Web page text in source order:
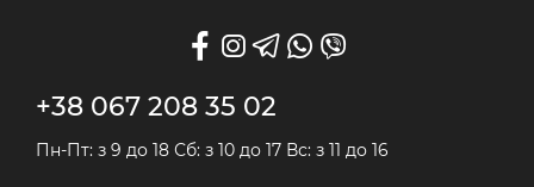
+38 067 208 35 02
Пн-Пт: з 9 до 18 Сб: з 10 до 17 Вс: з 11 до 16